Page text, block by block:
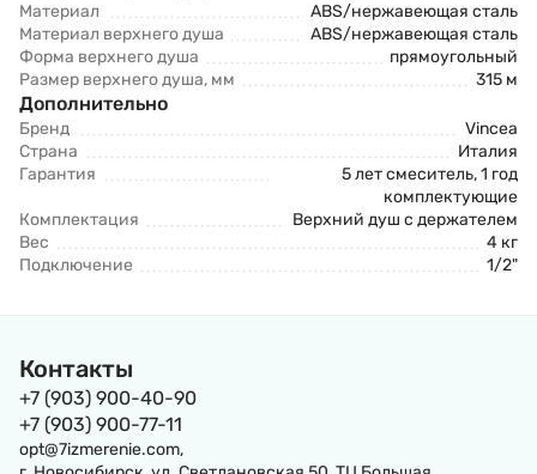
Материал
ABS/нержавеющая сталь
Материал верхнего душа
ABS/нержавеющая сталь
Форма верхнего душа
прямоугольный
Размер верхнего душа, мм
315 м
Дополнительно
Бренд
Vincea
Страна
Италия
Гарантия
5 лет смеситель, 1 год
комплектующие
Комплектация
Верхний душ с держателем
Вес
4 кг
Подключение
1/2"
Контакты
+7 (903) 900-40-90
+7 (903) 900-77-11
opt@7izmerenie.com,